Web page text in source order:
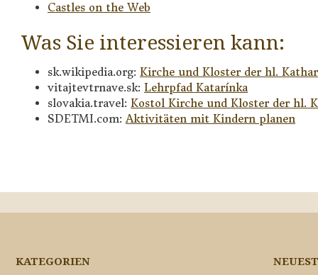
Castles on the Web
Was Sie interessieren kann:
sk.wikipedia.org: Kirche und Kloster der hl.
vitajtevtrnave.sk: Lehrpfad Katarínka
slovakia.travel: Kostol Kirche und Kloster der hl.
SDETMI.com:Aktivitäten mit Kindern planen
KATEGORIEN